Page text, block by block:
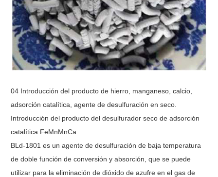
04 Introducción del producto de hierro, manganeso, calcio,
adsorción catalítica, agente de desulfuración en seco.
Introducción del producto del desulfurador seco de adsorción
catalítica FeMnMnCa
BLd-1801 es un agente de desulfuración de baja temperatura
de doble función de conversión y absorción, que se puede
utilizar para la eliminación de dióxido de azufre en el gas de